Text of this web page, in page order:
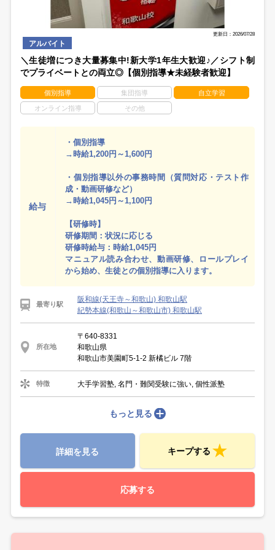
更新日：2026/07/28
アルバイト
＼生徒増につき大量募集中!新大学1年生大歓迎♪／シフト制
でプライベートとの両立◎【個別指導★未経験者歓迎】
個別指導 集団指導 自立学習
オンライン指導 その他
給与
・個別指導
→時給1,200円～1,600円
・個別指導以外の事務時間（質問対応・テスト作
成・動画研修など）
→時給1,045円～1,100円
【研修時】
研修期間：状況に応じる
研修時給与：時給1,045円
マニュアル読み合わせ、動画研修、ロールプレイ
から始め、生徒との個別指導に入ります。
最寄り駅
阪和線(天王寺～和歌山) 和歌山駅
紀勢本線(和歌山～和歌山市) 和歌山駅
所在地
〒640-8331
和歌山県
和歌山市美園町5-1-2 新橘ビル 7階
特徴 大手学習塾, 名門・難関受験に強い, 個性派塾
もっと見る
詳細を見る キープする
応募する